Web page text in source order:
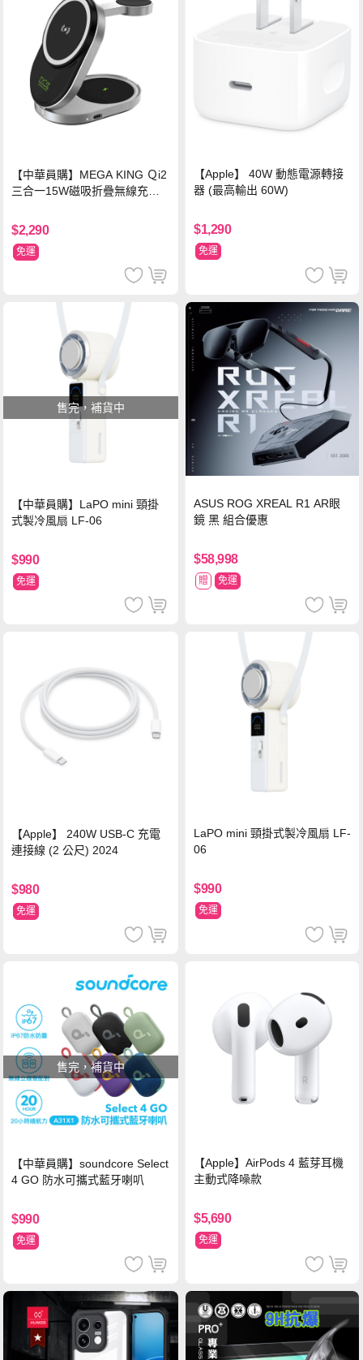
【中華員購】MEGA KING Ｑi2
三合一15W磁吸折疊無線充電
$2,290
免運
【Apple】 40W 動態電源轉接
器 (最高輸出 60W)
$1,290
免運
售完，補貨中
【中華員購】LaPO mini 頸掛
式製冷風扇 LF-06
$990
免運
ASUS ROG XREAL R1 AR眼
鏡 黑 組合優惠
$58,998
贈 免運
【Apple】 240W USB-C 充電
連接線 (2 公尺) 2024
$980
免運
LaPO mini 頸掛式製冷風扇 LF-
06
$990
免運
售完，補貨中
【中華員購】soundcore Select
4 GO 防水可攜式藍牙喇叭
$990
免運
【Apple】AirPods 4 藍芽耳機
主動式降噪款
$5,690
免運